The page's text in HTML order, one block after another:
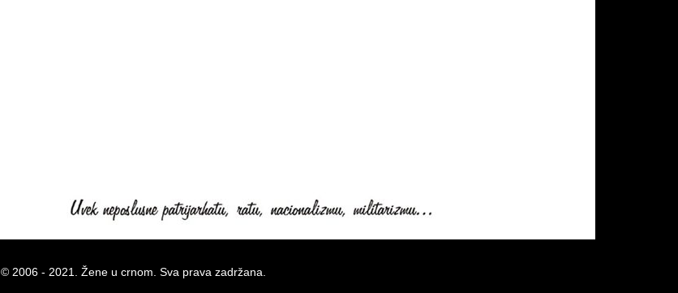
© 2006 - 2021. Žene u crnom. Sva prava zadržana.